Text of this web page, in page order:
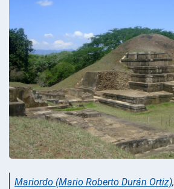
Mariordo (Mario Roberto Durán Ortiz),